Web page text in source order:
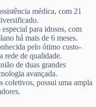
médica, com 21
para idosos, com
há mais de 6 meses.
pelo ótimo custo-
rede de qualidade.
de duas grandes
avançada.
coletivos, possui uma ampla